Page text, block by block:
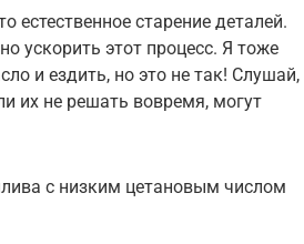
естественное старение деталей.
ускорить этот процесс. Я тоже
и ездить, но это не так! Слушай,
их не решать вовремя, могут
с низким цетановым числом